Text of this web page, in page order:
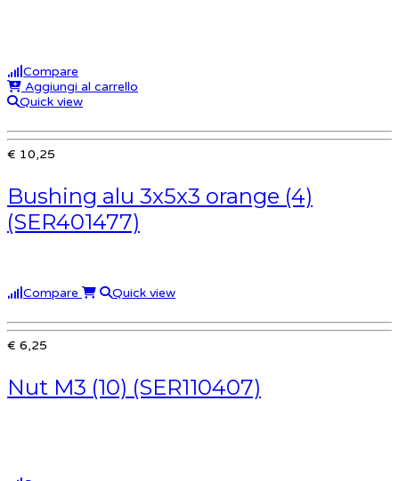
Compare
Aggiungi al carrello
Quick view
€ 10,25
Bushing alu 3x5x3 orange (4)
(SER401477)
Compare Quick view
€ 6,25
Nut M3 (10) (SER110407)